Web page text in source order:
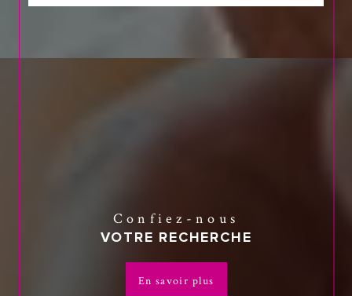
Confiez-nous
VOTRE RECHERCHE
En savoir plus